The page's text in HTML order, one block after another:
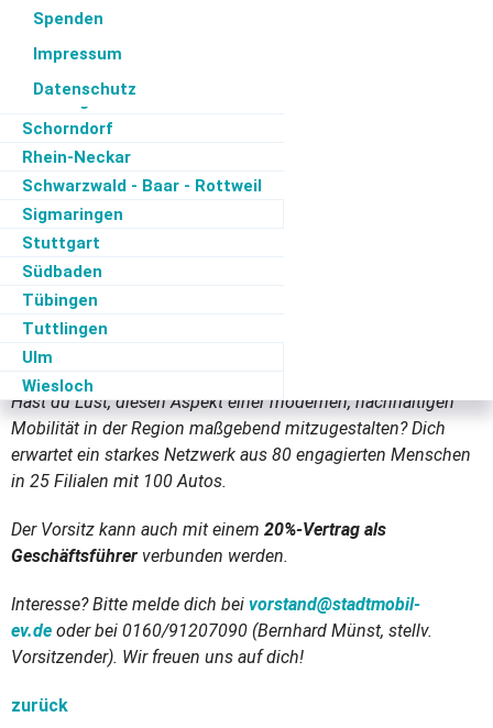
Spenden
Impressum
Datenschutz
Main-Tauber
Pforzheim/Enz
Reutlingen
Schorndorf
Rhein-Neckar
Schwarzwald - Baar - Rottweil
Sigmaringen
Stuttgart
Südbaden
Tübingen
Tuttlingen
Ulm
Wiesloch
neuen Vorsitzenden
Wir suchen zur Mitgliederversammlung am 26.
Mai 2026 einen neuen Kopf, also einen
Vorsitzenden (m/w/d) des geschäftsführenden
Vorstandes, der den Verein nach außen
repräsentiert, innen organisiert und die
Zusammenarbeit mit der AG leitet. Der bisherige
Vorsitzende scheidet gesundheitsbedingt aus.
Hast du Lust, diesen Aspekt einer modernen, nachhaltigen
Mobilität in der Region maßgebend mitzugestalten? Dich
erwartet ein starkes Netzwerk aus 80 engagierten Menschen
in 25 Filialen mit 100 Autos.
Der Vorsitz kann auch mit einem 20%-Vertrag als
Geschäftsführer verbunden werden.
Interesse? Bitte melde dich bei vorstand@stadtmobil-
ev.de oder bei 0160/91207090 (Bernhard Münst, stellv.
Vorsitzender). Wir freuen uns auf dich!
zurück